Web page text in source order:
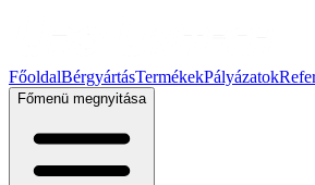
FőoldalBérgyártásTermékekPályázatok
Főmenü megnyitása